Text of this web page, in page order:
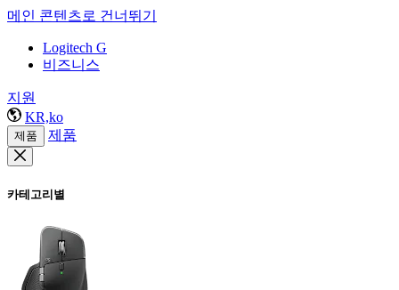
메인 콘텐츠로 건너뛰기
Logitech G
비즈니스
지원
KR,ko
제품 제품
카테고리별